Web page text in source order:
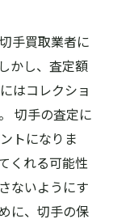
手買取業者に
かし、査定額
はコレクショ
切手の査定に
トになりま
くれる可能性
ないようにす
に、切手の保